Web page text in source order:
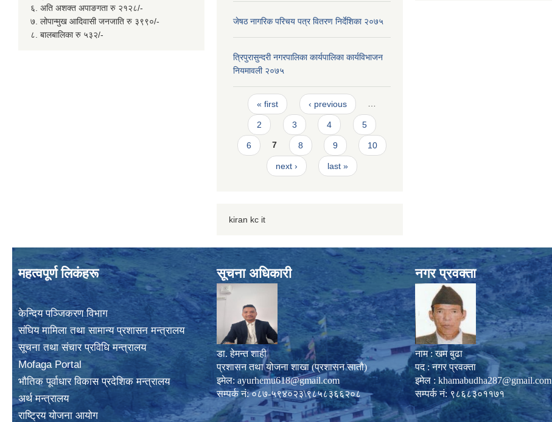
६. अति अशक्त अपाङगता रु २१२८/-
७. लोपान्मुख आदिवासी जनजाति रु ३९९०/-
८. बालबालिका रु ५३२/-
जेषठ नागरिक परिचय पत्र वितरण निर्देशिका २०७५
त्रिपुरासुन्दरी नगरपालिका कार्यपालिका कार्यविभाजन
नियमावली २०७५
Pages
« first ‹ previous …
2 3 4 5
6 7 8 9 10
next › last »
kiran kc it
महत्वपूर्ण लिकंहरू
केन्दिय पञ्जिकरण विभाग
संघिय मामिला तथा सामान्य प्रशासन मन्त्रालय
सूचना तथा संचार प्रविधि मन्त्रालय
Mofaga Portal
भाैतिक पूर्वाधार विकास प्रदेशिक मन्त्रालय
अर्थ मन्त्रालय
राष्ट्रिय योजना आयोग
सूचना अधिकारी
डा. हेमन्त शाही
प्रशासन तथा योजना शाखा (प्रशासन सातौ)
इमेल: ayurhemu618@gmail.com
सम्पर्क नं: ०८७-५९४०२३\९८५८३६६२०८
नगर प्रवक्ता
नाम : खम बुढा
पद : नगर प्रवक्ता
इमेल : khamabudha287@gmail.com
सम्पर्क नं: ९८६८३०११७१